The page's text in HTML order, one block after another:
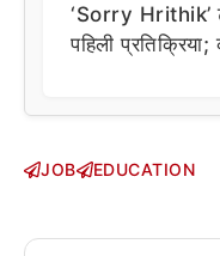
‘Sorry Hrithik’
पहिली
JOB EDUCATION